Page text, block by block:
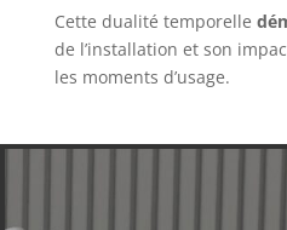
Cette dualité temporelle
de l’installation et son
les moments d’usage.